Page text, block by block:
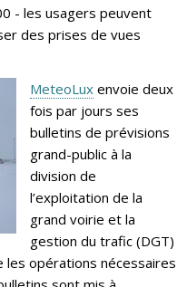
- les usagers peuvent
des prises de vues
MeteoLux envoie deux
fois par jours ses
bulletins de prévisions
grand-public à la
division de
l’exploitation de la
grand voirie et la
gestion du trafic (DGT)
les opérations nécessaires